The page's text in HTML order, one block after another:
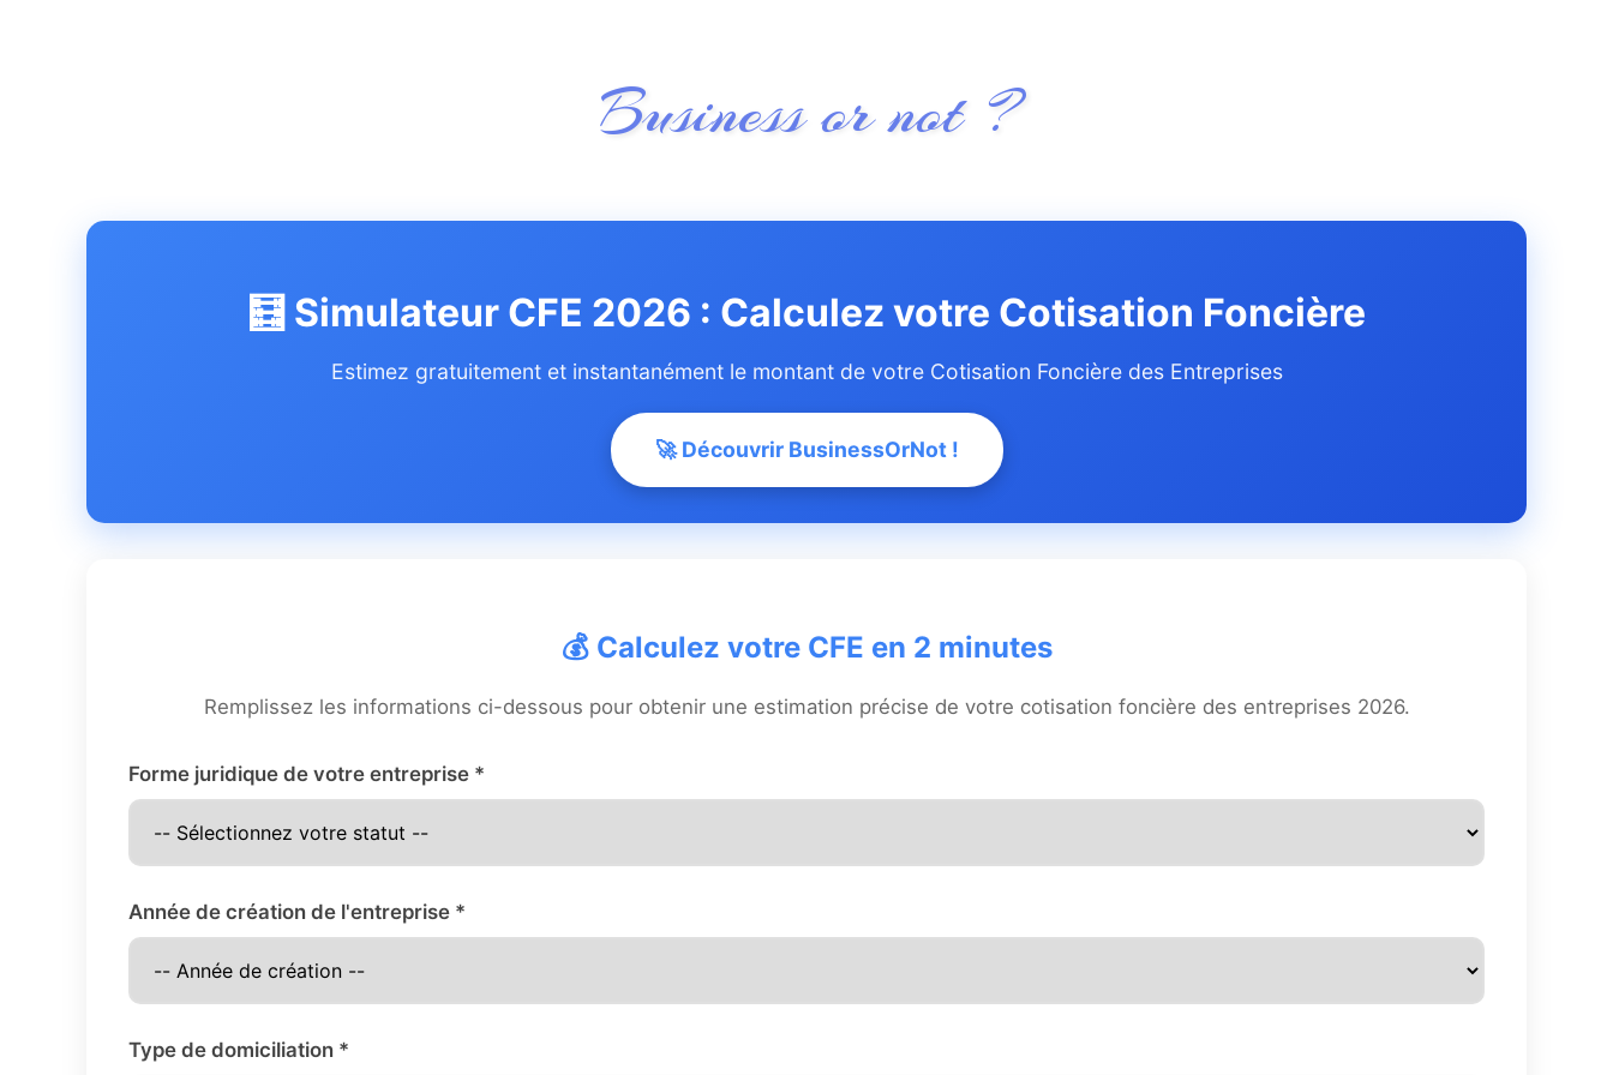
Business or not ?
🧮 Simulateur CFE 2026 : Calculez votre Cotisation Foncière
Estimez gratuitement et instantanément le montant de votre Cotisation Foncière des Entreprises
🚀 Découvrir BusinessOrNot !
💰 Calculez votre CFE en 2 minutes
Remplissez les informations ci-dessous pour obtenir une estimation précise de votre cotisation foncière des entreprises 2026.
Forme juridique de votre entreprise *
Année de création de l'entreprise *
Type de domiciliation *